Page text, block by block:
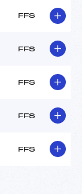
FFS
FFS
FFS
FFS
FFS